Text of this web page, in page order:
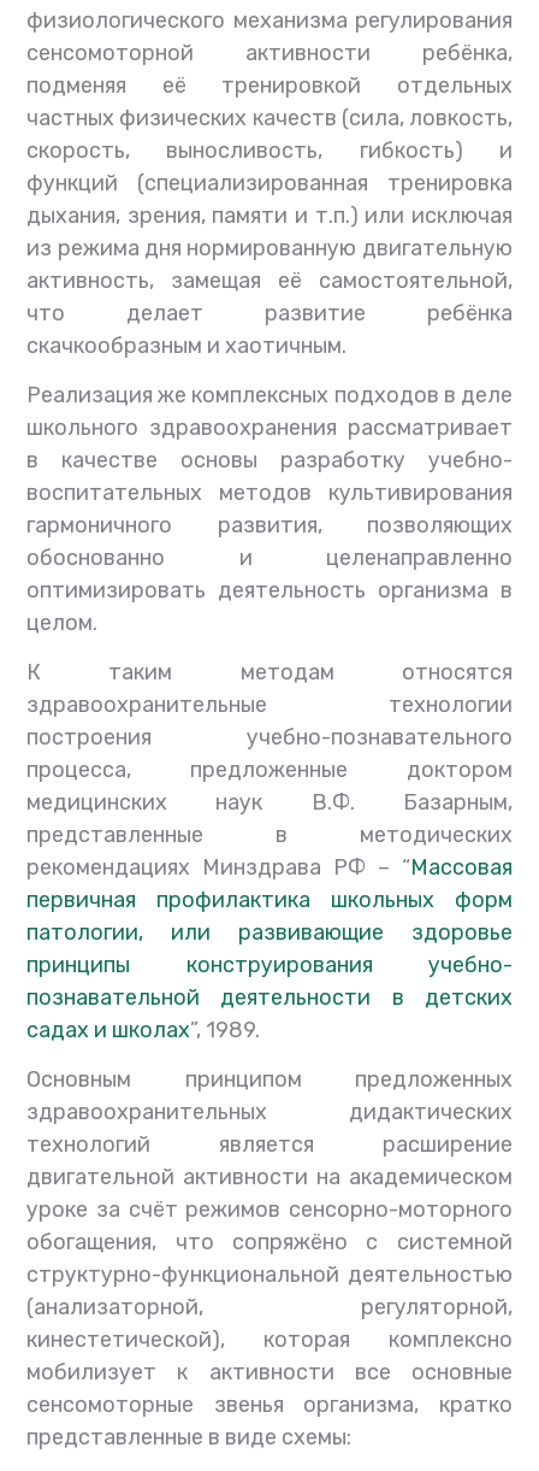
физиологического механизма регулирования
сенсомоторной активности ребёнка,
подменяя её тренировкой отдельных
частных физических качеств (сила, ловкость,
скорость, выносливость, гибкость) и
функций (специализированная тренировка
дыхания, зрения, памяти и т.п.) или исключая
из режима дня нормированную двигательную
активность, замещая её самостоятельной,
что делает развитие ребёнка
скачкообразным и хаотичным.
Реализация же комплексных подходов в деле
школьного здравоохранения рассматривает
в качестве основы разработку учебно-
воспитательных методов культивирования
гармоничного развития, позволяющих
обоснованно и целенаправленно
оптимизировать деятельность организма в
целом.
К таким методам относятся
здравоохранительные технологии
построения учебно-познавательного
процесса, предложенные доктором
медицинских наук В.Ф. Базарным,
представленные в методических
рекомендациях Минздрава РФ – “Массовая
первичная профилактика школьных форм
патологии, или развивающие здоровье
принципы конструирования учебно-
познавательной деятельности в детских
садах и школах”, 1989.
Основным принципом предложенных
здравоохранительных дидактических
технологий является расширение
двигательной активности на академическом
уроке за счёт режимов сенсорно-моторного
обогащения, что сопряжёно с системной
структурно-функциональной деятельностью
(анализаторной, регуляторной,
кинестетической), которая комплексно
мобилизует к активности все основные
сенсомоторные звенья организма, кратко
представленные в виде схемы: